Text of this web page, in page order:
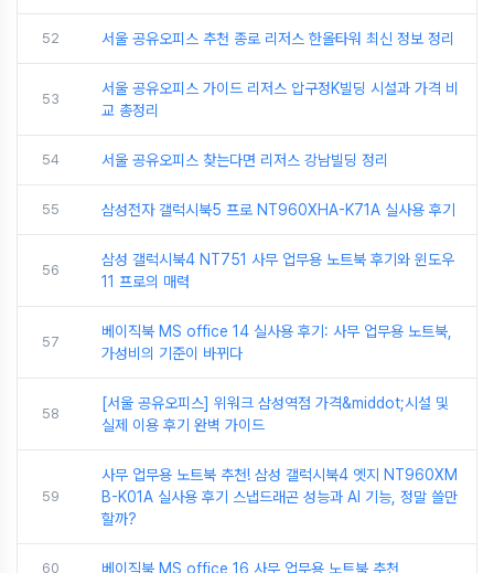
52 서울 공유오피스 추천 종로 리저스 한올타워 최신 정보 정리
53
서울 공유오피스 가이드 리저스 압구정K빌딩 시설과 가격 비
교 총정리
54 서울 공유오피스 찾는다면 리저스 강남빌딩 정리
55 삼성전자 갤럭시북5 프로 NT960XHA-K71A 실사용 후기
56
삼성 갤럭시북4 NT751 사무 업무용 노트북 후기와 윈도우
11 프로의 매력
57
베이직북 MS office 14 실사용 후기: 사무 업무용 노트북,
가성비의 기준이 바뀌다
58
[서울 공유오피스] 위워크 삼성역점 가격&middot;시설 및
실제 이용 후기 완벽 가이드
59
사무 업무용 노트북 추천! 삼성 갤럭시북4 엣지 NT960XM
B-K01A 실사용 후기 스냅드래곤 성능과 AI 기능, 정말 쓸만
할까?
60 베이직북 MS office 16 사무 업무용 노트북 추천